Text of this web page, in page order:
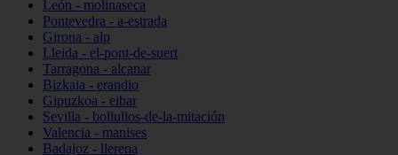
León - molinaseca
Pontevedra - a-estrada
Girona - alp
Lleida - el-pont-de-suert
Tarragona - alcanar
Bizkaia - erandio
Gipuzkoa - eibar
Sevilla - bollullos-de-la-mitación
Valencia - manises
Badajoz - llerena